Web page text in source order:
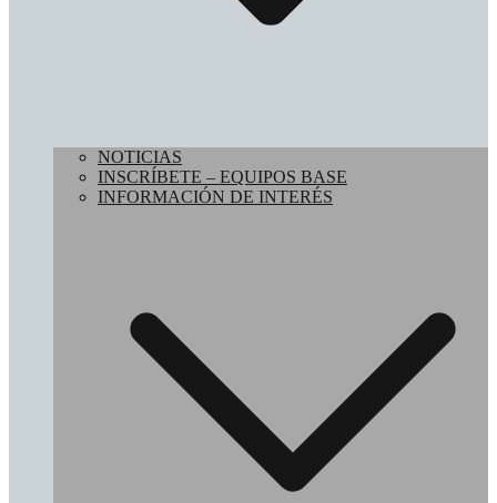
NOTICIAS
INSCRÍBETE – EQUIPOS BASE
INFORMACIÓN DE INTERÉS